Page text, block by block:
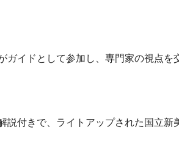
ガイドとして参加し、専門家の視点を
説付きで、ライトアップされた国立新